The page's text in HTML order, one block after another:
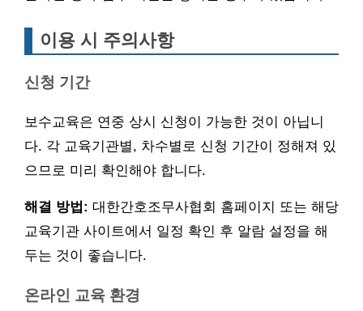
이용 시 주의사항
신청 기간
보수교육은 연중 상시 신청이 가능한 것이 아닙니
다. 각 교육기관별, 차수별로 신청 기간이 정해져 있
으므로 미리 확인해야 합니다.
해결 방법: 대한간호조무사협회 홈페이지 또는 해당
교육기관 사이트에서 일정 확인 후 알람 설정을 해
두는 것이 좋습니다.
온라인 교육 환경